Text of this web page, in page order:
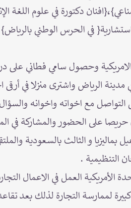
دكتورة في علوم اللغة
استشارية{ في الحرس الوطني
وحصول سامي فطاني على
مدينة الرياض واشترى منزلا في
مع اخواته واخوانه
على الحضور والمشاركة في
بماليزيا و الثالث بالسعودية
الأمريكية العمل في الاعمال
كبيرة لممارسة التجارة لذلك بعد